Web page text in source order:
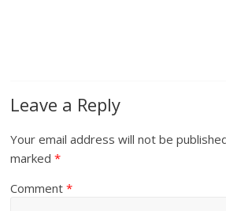
Leave a Reply
Your email address will not be
marked*
Comment*